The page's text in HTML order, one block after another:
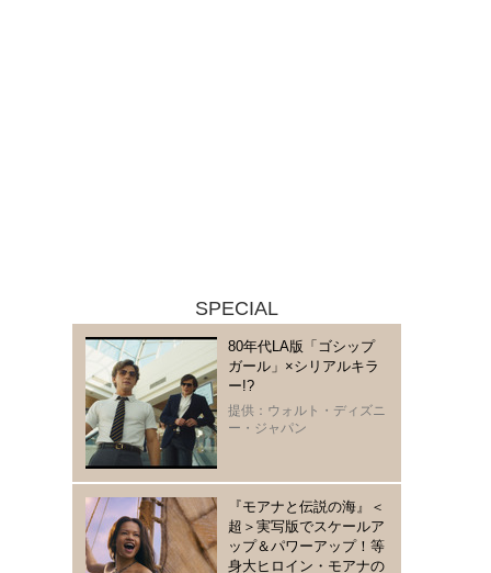
SPECIAL
80年代LA版「ゴシップ
ガール」×シリアルキラ
ー!?
提供：ウォルト・ディズニ
ー・ジャパン
『モアナと伝説の海』＜
超＞実写版でスケールア
ップ＆パワーアップ！等
身大ヒロイン・モアナの